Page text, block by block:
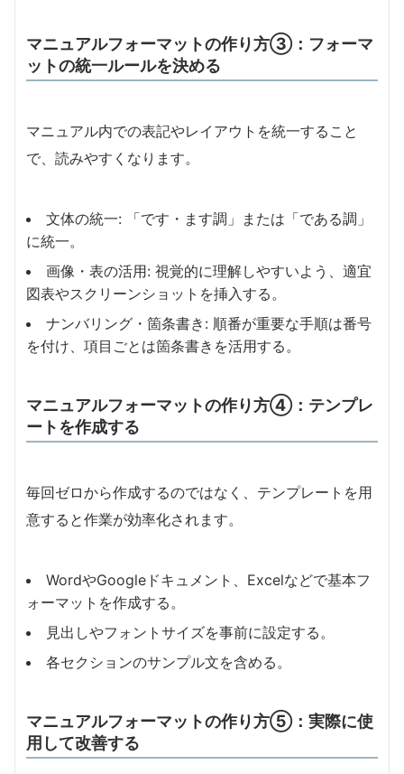
マニュアルフォーマットの作り方③：フォーマ
ットの統一ルールを決める
マニュアル内での表記やレイアウトを統一すること
で、読みやすくなります。
文体の統一: 「です・ます調」または「である調」
に統一。
画像・表の活用: 視覚的に理解しやすいよう、適宜
図表やスクリーンショットを挿入する。
ナンバリング・箇条書き: 順番が重要な手順は番号
を付け、項目ごとは箇条書きを活用する。
マニュアルフォーマットの作り方④：テンプレ
ートを作成する
毎回ゼロから作成するのではなく、テンプレートを用
意すると作業が効率化されます。
WordやGoogleドキュメント、Excelなどで基本フ
ォーマットを作成する。
見出しやフォントサイズを事前に設定する。
各セクションのサンプル文を含める。
マニュアルフォーマットの作り方⑤：実際に使
用して改善する